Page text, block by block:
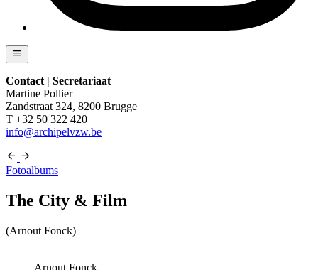
Contact | Secretariaat
Martine Pollier
Zandstraat 324, 8200 Brugge
T +32 50 322 420
info@archipelvzw.be
Fotoalbums
The City & Film
(Arnout Fonck)
Arnout Fonck